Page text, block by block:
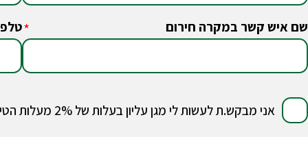
שם איש קשר במקרה חירום *
אני מבקש.ת לעשות לי מגן עליון בעלות של 2% מעלות הטיול בהתאם למידע על